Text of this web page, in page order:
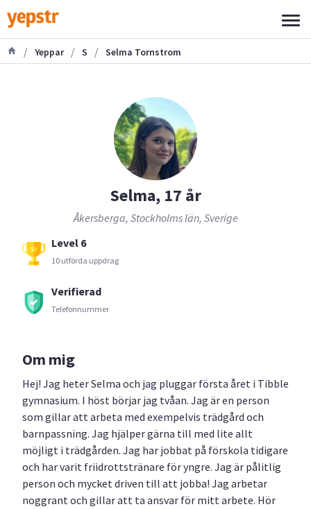
/ Yeppar / S / Selma Tornstrom
Selma, 17 år
Åkersberga, Stockholms län, Sverige
Level 6
10 utförda uppdrag
Verifierad
Telefonnummer
Om mig
Hej! Jag heter Selma och jag pluggar första året i Tibble
gymnasium. I höst börjar jag tvåan. Jag är en person
som gillar att arbeta med exempelvis trädgård och
barnpassning. Jag hjälper gärna till med lite allt
möjligt i trädgården. Jag har jobbat på förskola tidigare
och har varit friidrottstränare för yngre. Jag är pålitlig
person och mycket driven till att jobba! Jag arbetar
noggrant och gillar att ta ansvar för mitt arbete. Hör